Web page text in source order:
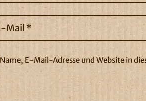
Name, E-Mail-Adresse und Website in